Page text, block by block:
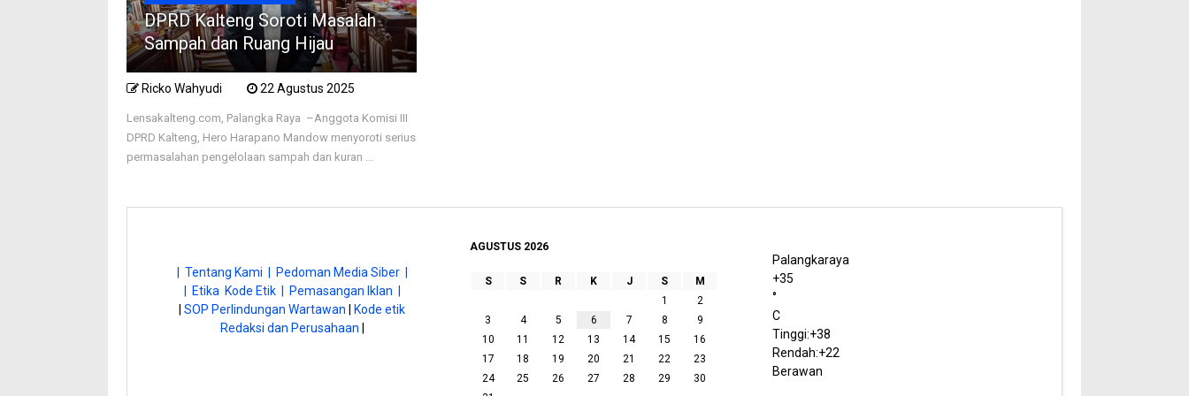
DPRD Kalteng Soroti Masalah
Sampah dan Ruang Hijau
Ricko Wahyudi 22 Agustus 2025
Lensakalteng.com, Palangka Raya –Anggota Komisi III
DPRD Kalteng, Hero Harapano Mandow menyoroti serius
permasalahan pengelolaan sampah dan kuran ...
| Tentang Kami |
Pedoman Media Siber |
| Etika Kode Etik |
Pemasangan Iklan |
|SOP Perlindungan Wartawan
Kode etik
Redaksi dan Perusahaan
AGUSTUS 2026
S S R K J S
M
1
2
3
4 5 6 7 8
9
10
11 12 13 14 15
16
17
18 19 20 21 22
23
24
25 26 27 28 29
30
Palangkaraya
+35
°
C
Tinggi:+38
Rendah:+22
Berawan